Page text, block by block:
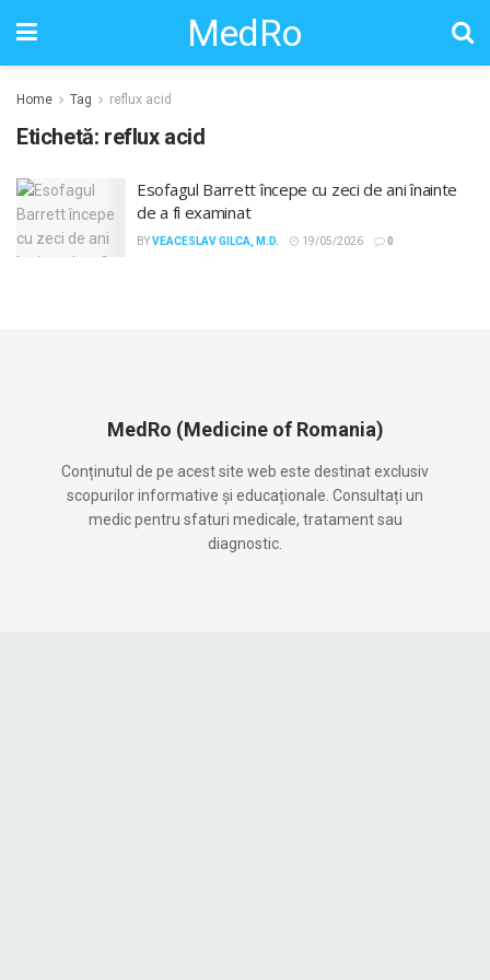
MedRo
Home Tag reflux acid
Etichetă: reflux acid
Esofagul Barrett începe cu zeci de ani înainte
de a fi examinat
BYVEACESLAV GILCA, M.D. 19/05/2026 0
MedRo (Medicine of Romania)
Conținutul de pe acest site web este destinat exclusiv
scopurilor informative și educaționale. Consultați un
medic pentru sfaturi medicale, tratament sau
diagnostic.